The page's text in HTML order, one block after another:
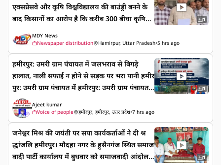
एक्सप्रेसवे और कृषि विश्वविद्यालय की बाउंड्री बनने के
बाद किसानों का आरोप है कि करीब 300 बीघा कृषि
सिंचाई और खेतों तक आवागमन प्रभावित हो रहा है।
1
MDY News
Newspaper distribution
Hamirpur, Uttar Pradesh•5 hrs ago
हमीरपुर: उमरी ग्राम पंचायत में जलभराव से बिगड़े
हालात, नाली सफाई न होने से सड़क पर भरा पानी हमीर
पुर: उमरी ग्राम पंचायत में हमीरपुर: उमरी ग्राम पंचायत
में जलभराव से बिगड़े हालात, नाली सफाई न होने से स
ड़क पर भरा पानी भारी बारिश के बाद उमरी में गंदगी का
नाली जाम, रोड किनारे पनपीं गोंद, तत्काल सफाई की
मांग थाना बिमार क्षेत्र की उमरी पंचायत डूबी! निकासी न
होने से सड़क बनी तालाब, 1 किलोमीटर तक सफाई ज
रूरी हमीरपुर की उमरी में बरसात बनी आफत: जल
1
Ajeet kumar
Voice of people
हमीरपुर, हमीरपुर, उत्तर प्रदेश•7 hrs ago
जनेश्वर मिश्र की जयंती पर सपा कार्यकर्ताओं ने दी श्र
द्धांजलि हमीरपुर। मौदहा नगर के हुसैनगंज स्थित समाज
वादी पार्टी कार्यालय में बुधवार को समाजवादी आंदोलन
1